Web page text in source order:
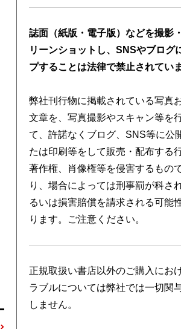
誌面（紙版・電子版）などを撮影
リーンショットし、SNSやブログ
プすることは法律で禁止されていま
弊社刊行物に掲載されている写真
文章を、写真撮影やスキャン等を
て、許諾なくブログ、SNS等に公
たは印刷等をして販売・配布する
著作権、肖像権等を侵害するもの
り、場合によっては刑事罰が科さ
るいは損害賠償を請求される可能
ります。ご注意ください。
正規取扱い書店以外のご購入にお
ラブルについては弊社では一切関
しません。